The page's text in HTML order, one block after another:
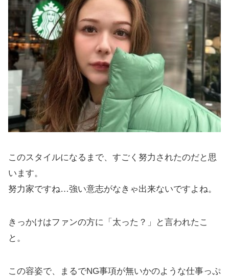
このスタイルになるまで、すごく努力されたのだと思
います。
努力家ですね…強い意志がなきゃ出来ないですよね。
きっかけはファンの方に「太った？」と言われたこ
と。
この容姿で、まるでNG事項が無いかのような仕事っぷ